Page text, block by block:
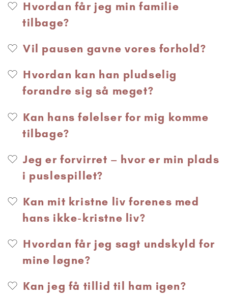
Hvordan får jeg min familie
tilbage?
Vil pausen gavne vores forhold?
Hvordan kan han pludselig
forandre sig så meget?
Kan hans følelser for mig komme
tilbage?
Jeg er forvirret – hvor er min plads
i puslespillet?
Kan mit kristne liv forenes med
hans ikke-kristne liv?
Hvordan får jeg sagt undskyld for
mine løgne?
Kan jeg få tillid til ham igen?